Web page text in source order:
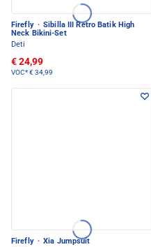
Firefly · Sibilla III Retro Batik High
Neck Bikini-Set
Deti
€ 24,99
VOC*€ 34,99
Firefly · Xia Jumpsuit